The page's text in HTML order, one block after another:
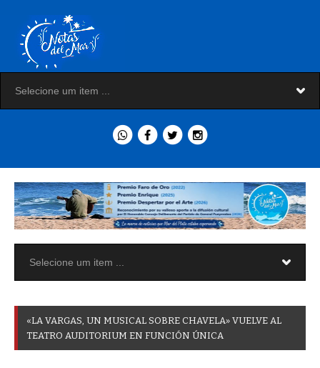
«LA VARGAS UN MUSICAL SOBRE CHAVELA» VUELVE AL
TEATRO AUDITORIUM EN FUNCIÓN ÚNICA